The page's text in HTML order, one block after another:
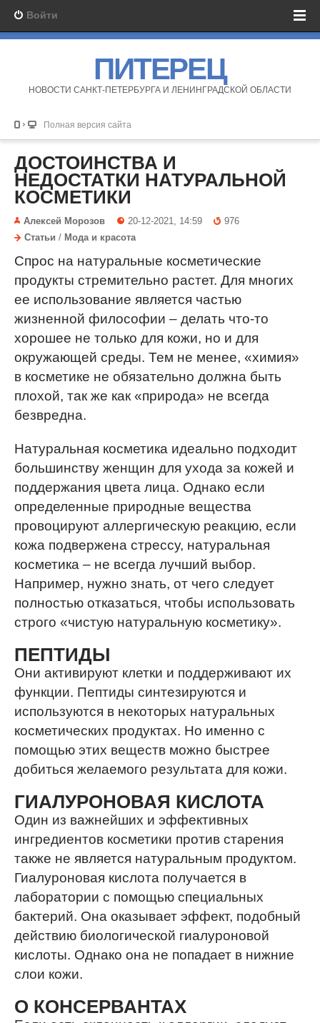
Войти
ПИТЕРЕЦ
НОВОСТИ САНКТ-ПЕТЕРБУРГА И ЛЕНИНГРАДСКОЙ ОБЛАСТИ
Полная версия сайта
ДОСТОИНСТВА И
НЕДОСТАТКИ НАТУРАЛЬНОЙ
КОСМЕТИКИ
Алексей Морозов 20-12-2021, 14:59
976
Статьи / Мода и красота
Спрос на натуральные косметические
продукты стремительно растет. Для многих
ее использование является частью
жизненной философии – делать что-то
хорошее не только для кожи, но и для
окружающей среды. Тем не менее, «химия»
в косметике не обязательно должна быть
плохой, так же как «природа» не всегда
безвредна.
Натуральная косметика идеально подходит
большинству женщин для ухода за кожей и
поддержания цвета лица. Однако если
определенные природные вещества
провоцируют аллергическую реакцию, если
кожа подвержена стрессу, натуральная
косметика – не всегда лучший выбор.
Например, нужно знать, от чего следует
полностью отказаться, чтобы использовать
строго «чистую натуральную косметику».
ПЕПТИДЫ
Они активируют клетки и поддерживают их
функции. Пептиды синтезируются и
используются в некоторых натуральных
косметических продуктах. Но именно с
помощью этих веществ можно быстрее
добиться желаемого результата для кожи.
ГИАЛУРОНОВАЯ КИСЛОТА
Один из важнейших и эффективных
ингредиентов косметики против старения
также не является натуральным продуктом.
Гиалуроновая кислота получается в
лаборатории с помощью специальных
бактерий. Она оказывает эффект, подобный
действию биологической гиалуроновой
кислоты. Однако она не попадает в нижние
слои кожи.
О КОНСЕРВАНТАХ